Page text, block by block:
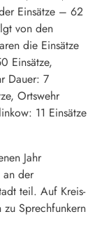
Einsätze – 62
von den
die Einsätze
Einsätze,
Dauer: 7
Ortswehr
11 Einsätze
Jahr
der
teil. Auf Kreis-
Sprechfunkern